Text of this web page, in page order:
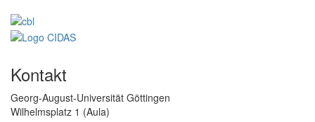
Kontakt
Georg-August-Universität Göttingen
Wilhelmsplatz 1 (Aula)